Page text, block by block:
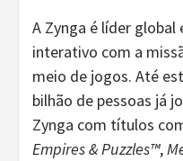
A Zynga é líder
interativo com a
meio de jogos. Até
bilhão de pessoas já
Zynga com títulos
Empires & Puzzles™,